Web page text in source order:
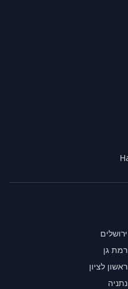
ירושלים
רמת גן
ראשון לציון
נתניה